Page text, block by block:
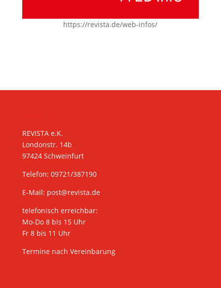
https://revista.de/web-infos/
REVISTA e.K.
Londonstr. 14b
97424 Schweinfurt
Telefon: 09721/387190
E-Mail: post@revista.de
telefonisch erreichbar:
Mo-Do 8 bis 15 Uhr
Fr 8 bis 11 Uhr
Termine nach Vereinbarung